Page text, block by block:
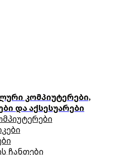
კომპიუტერები,
და აქსესუარები
ჩანთები